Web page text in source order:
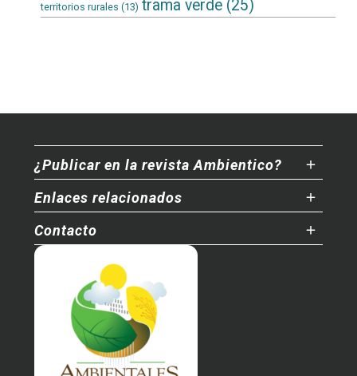
territorios rurales (13) trama verde(25)
¿Publicar en la revista Ambientico?
Enlaces relacionados
Contacto